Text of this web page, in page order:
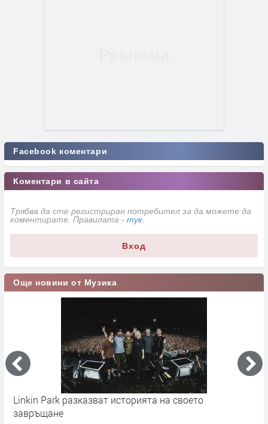
Facebook коментари
Коментари в сайта
Трябва да сте регистриран потребител за да можете да
коментирате. Правилата - тук
Вход
Още новини от Музика
Linkin Park разказват историята на своето
завръщане